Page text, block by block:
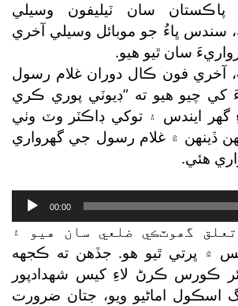
پاڪستان سان ٽيليفون وسيلي
سندس ڀاءُ جو موبائل وسيلي آخري
سان ٿيو هيو.
آخري فون ڪال دوران غلام رسول
کي چيو هيو ته ”ڊيوٽي پوري ڪري
گھر ايندس ۽ توکي ڊاڪٽر وٽ وٺي
ڏينهن ۾ غلام رسول جي گھرواري
هئي.
Audio
Player
00:00
تعلق گھوٽڪي ضلعي سان هيو ۽
پوليس ۾ ڀرتي ٿيو هو. جڏهن ته ڪجهه
ڪورس ڪرڻ لاءِ کيس شهدادپور
اسڪول اماڻيو ويو، جتان ضرورت